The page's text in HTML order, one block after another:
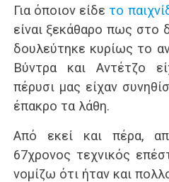
Για όποιον είδετο
είναι ξεκάθαρο πως στο
δουλεύτηκε κυρίως το
Βύντρα και Αντέτζο
πέρυσι μας είχαν
έπακρο τα λάθη.
Από εκεί και πέρα,
67χρονος τεχνικός
νομίζω ότι ήταν και